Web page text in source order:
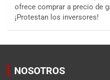
ofrece comprar a precio de
¡Protestan los inversores!
NOSOTROS